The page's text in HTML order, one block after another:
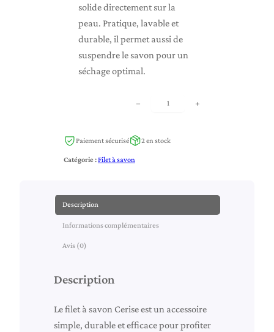
solide directement sur la
peau. Pratique, lavable et
durable, il permet aussi de
suspendre le savon pour un
séchage optimal.
t
t
é
d
e
t
− +
Paiement sécurisé 2 en stock
Catégorie :Filet à savon
Description
Informations complémentaires
Avis (0)
Description
Le filet à savon Cerise est un accessoire
simple, durable et efficace pour profiter